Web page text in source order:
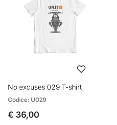
No excuses 029 T-shirt
Codice: U029
€ 36,00